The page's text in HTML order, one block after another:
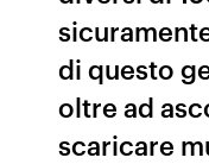
di questo
oltre ad
scaricare